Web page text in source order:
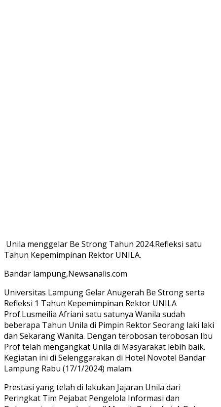
Unila menggelar Be Strong Tahun 2024.Refleksi satu
Tahun Kepemimpinan Rektor UNILA.
Bandar lampung,Newsanalis.com
Universitas Lampung Gelar Anugerah Be Strong serta
Refleksi 1 Tahun Kepemimpinan Rektor UNILA
Prof.Lusmeilia Afriani satu satunya Wanila sudah
beberapa Tahun Unila di Pimpin Rektor Seorang laki laki
dan Sekarang Wanita. Dengan terobosan terobosan Ibu
Prof telah mengangkat Unila di Masyarakat lebih baik.
Kegiatan ini di Selenggarakan di Hotel Novotel Bandar
Lampung Rabu (17/1/2024) malam.
Prestasi yang telah di lakukan Jajaran Unila dari
Peringkat Tim Pejabat Pengelola Informasi dan